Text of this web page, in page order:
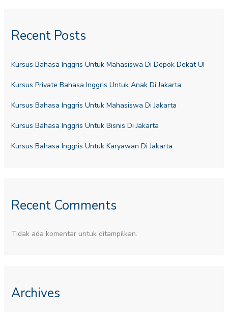
Recent Posts
Kursus Bahasa Inggris Untuk Mahasiswa Di Depok Dekat UI
Kursus Private Bahasa Inggris Untuk Anak Di Jakarta
Kursus Bahasa Inggris Untuk Mahasiswa Di Jakarta
Kursus Bahasa Inggris Untuk Bisnis Di Jakarta
Kursus Bahasa Inggris Untuk Karyawan Di Jakarta
Recent Comments
Tidak ada komentar untuk ditampilkan.
Archives